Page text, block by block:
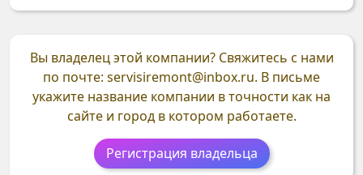
Вы владелец этой компании? Свяжитесь с нами
по почте: servisiremont@inbox.ru. В письме
укажите название компании в точности как на
сайте и город в котором работаете.
Регистрация владельца